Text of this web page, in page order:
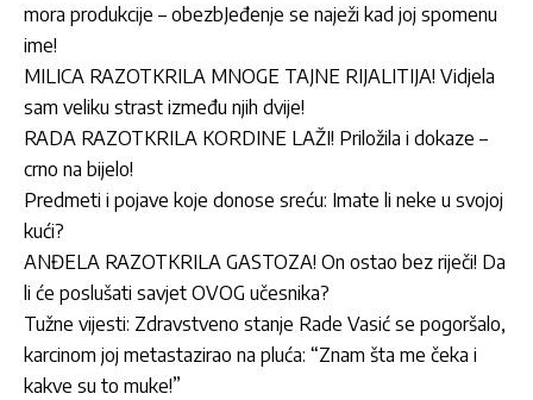
mora produkcije – obezbJeđenje se naježi kad joj spomenu
ime!
MILICA RAZOTKRILA MNOGE TAJNE RIJALITIJA! Vidjela
sam veliku strast između njih dvije!
RADA RAZOTKRILA KORDINE LAŽI! Priložila i dokaze –
crno na bijelo!
Predmeti i pojave koje donose sreću: Imate li neke u svojoj
kući?
ANĐELA RAZOTKRILA GASTOZA! On ostao bez riječi! Da
li će poslušati savjet OVOG učesnika?
Tužne vijesti: Zdravstveno stanje Rade Vasić se pogoršalo,
karcinom joj metastazirao na pluća: “Znam šta me čeka i
kakve su to muke!”